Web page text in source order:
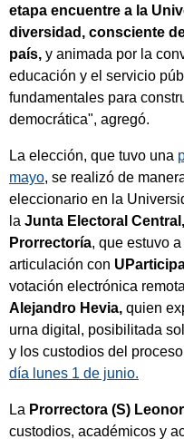
etapa encuentre a la
diversidad, consciente
país, y animada por la
educación y el servicio
fundamentales para
democrática", agregó.
La elección, que tuvo una
mayo, se realizó de
eleccionario en la
la Junta Electoral
Prorrectoría, que estuvo
articulación con
votación electrónica
Alejandro Hevia, quien
urna digital, posibilitada
y los custodios del
día lunes 1 de junio.
La Prorrectora (S)
custodios, académicos y